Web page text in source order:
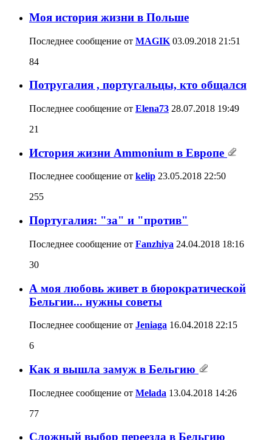
Моя история жизни в Польше
Последнее сообщение от MAGIK 03.09.2018 21:51
84
Потругалия , португальцы, кто общался
Последнее сообщение от Elena73 28.07.2018 19:49
21
История жизни Ammonium в Европе
Последнее сообщение от kelip 23.05.2018 22:50
255
Португалия: "за" и "против"
Последнее сообщение от Fanzhiya 24.04.2018 18:16
30
А моя любовь живет в бюрократической
Бельгии... нужны советы
Последнее сообщение от Jeniaga 16.04.2018 22:15
6
Как я вышла замуж в Бельгию
Последнее сообщение от Melada 13.04.2018 14:26
77
Сложный выбор переезда в Бельгию